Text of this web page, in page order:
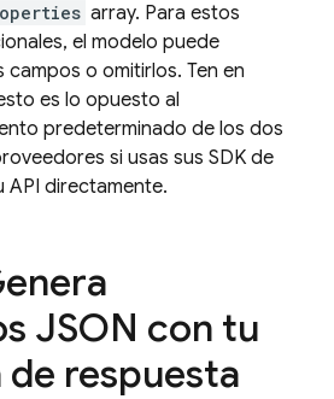
array. Para estos
el modelo puede
o omitirlos. Ten en
es lo opuesto al
predeterminado de los dos
si usas sus SDK de
API directamente.
JSON con tu
de respuesta